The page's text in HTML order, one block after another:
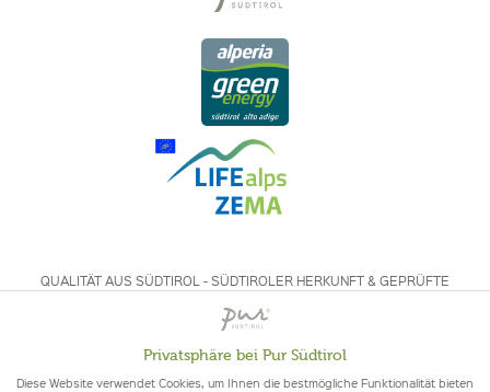
QUALITÄT AUS SÜDTIROL - SÜDTIROLER HERKUNFT & GEPRÜFTE
QUALITÄT
Aktiv
Privatsphäre bei Pur Südtirol
Diese Website verwendet Cookies, um Ihnen die bestmögliche Funktionalität bieten